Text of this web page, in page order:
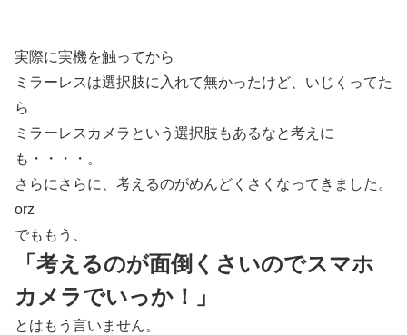
実際に実機を触ってから
ミラーレスは選択肢に入れて無かったけど、いじくってた
ら
ミラーレスカメラという選択肢もあるなと考えに
も・・・・。
さらにさらに、考えるのがめんどくさくなってきました。
orz
でももう、
「考えるのが面倒くさいのでスマホ
カメラでいっか！」
とはもう言いません。